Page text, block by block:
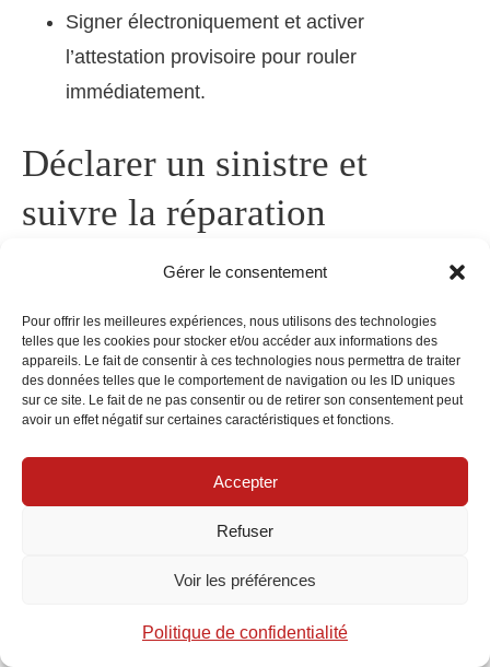
Gérer le consentement
Pour offrir les meilleures expériences, nous utilisons des technologies
telles que les cookies pour stocker et/ou accéder aux informations des
appareils. Le fait de consentir à ces technologies nous permettra de traiter
des données telles que le comportement de navigation ou les ID uniques
sur ce site. Le fait de ne pas consentir ou de retirer son consentement peut
avoir un effet négatif sur certaines caractéristiques et fonctions.
Accepter
Refuser
Voir les préférences
Politique de confidentialité
Signer électroniquement et activer
l’attestation provisoire pour rouler
immédiatement.
Déclarer un sinistre et
suivre la réparation
En cas d’accident, sécuriser la zone, remplir le
constat amiable (papier ou appli), prendre des
photos et noter les témoins. Informer l’assureur
dans les délais mentionnés au contrat.
est fréquente : prise de rendez-vous en ligne,
véhicule immobilisé une demi-journée,
prise en charge directe.